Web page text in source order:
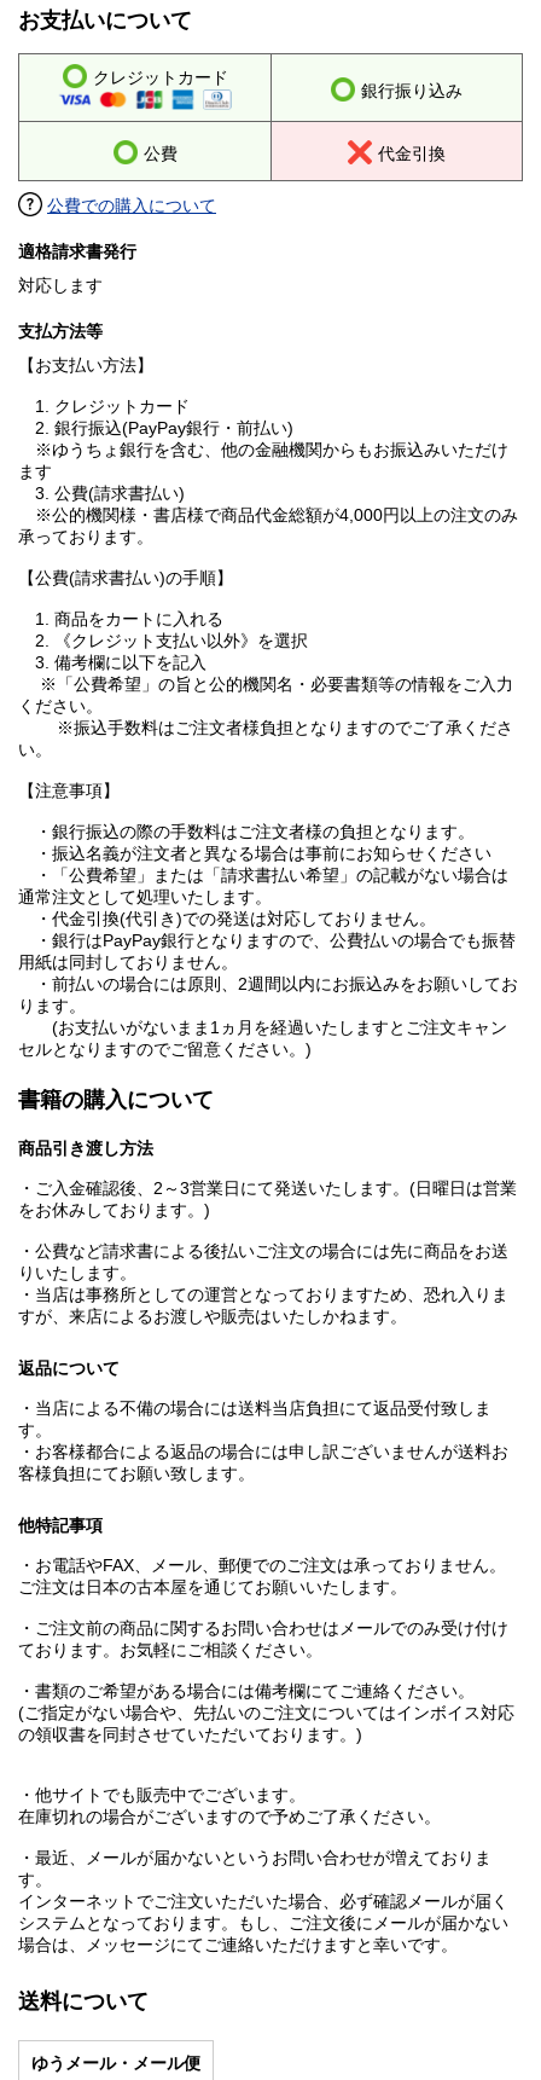
お支払いについて
クレジットカード
銀行振り込み
公費 代金引換
公費での購入について
適格請求書発行
対応します
支払方法等
【お支払い方法】
1. クレジットカード
2. 銀行振込(PayPay銀行・前払い)
※ゆうちょ銀行を含む、他の金融機関からもお振込みいただけ
ます
3. 公費(請求書払い)
※公的機関様・書店様で商品代金総額が4,000円以上の注文のみ
承っております。
【公費(請求書払い)の手順】
1. 商品をカートに入れる
2. 《クレジット支払い以外》を選択
3. 備考欄に以下を記入
※「公費希望」の旨と公的機関名・必要書類等の情報をご入力
ください。
※振込手数料はご注文者様負担となりますのでご了承くださ
い。
【注意事項】
・銀行振込の際の手数料はご注文者様の負担となります。
・振込名義が注文者と異なる場合は事前にお知らせください
・「公費希望」または「請求書払い希望」の記載がない場合は
通常注文として処理いたします。
・代金引換(代引き)での発送は対応しておりません。
・銀行はPayPay銀行となりますので、公費払いの場合でも振替
用紙は同封しておりません。
・前払いの場合には原則、2週間以内にお振込みをお願いしてお
ります。
(お支払いがないまま1ヵ月を経過いたしますとご注文キャン
セルとなりますのでご留意ください。)
書籍の購入について
商品引き渡し方法
・ご入金確認後、2～3営業日にて発送いたします。(日曜日は営業
をお休みしております。)
・公費など請求書による後払いご注文の場合には先に商品をお送
りいたします。
・当店は事務所としての運営となっておりますため、恐れ入りま
すが、来店によるお渡しや販売はいたしかねます。
返品について
・当店による不備の場合には送料当店負担にて返品受付致しま
す。
・お客様都合による返品の場合には申し訳ございませんが送料お
客様負担にてお願い致します。
他特記事項
・お電話やFAX、メール、郵便でのご注文は承っておりません。
ご注文は日本の古本屋を通じてお願いいたします。
・ご注文前の商品に関するお問い合わせはメールでのみ受け付け
ております。お気軽にご相談ください。
・書類のご希望がある場合には備考欄にてご連絡ください。
(ご指定がない場合や、先払いのご注文についてはインボイス対応
の領収書を同封させていただいております。)
・他サイトでも販売中でございます。
在庫切れの場合がございますので予めご了承ください。
・最近、メールが届かないというお問い合わせが増えておりま
す。
インターネットでご注文いただいた場合、必ず確認メールが届く
システムとなっております。もし、ご注文後にメールが届かない
場合は、メッセージにてご連絡いただけますと幸いです。
送料について
ゆうメール・メール便